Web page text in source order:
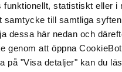
funktionellt, statistiskt eller
samtycke till samtliga
dessa här nedan och
genom att öppna
på "Visa detaljer" kan du